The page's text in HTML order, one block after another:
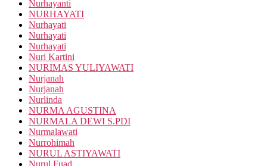
Nurhayanti
NURHAYATI
Nurhayati
Nurhayati
Nurhayati
Nuri Kartini
NURIMAS YULIYAWATI
Nurjanah
Nurjanah
Nurlinda
NURMA AGUSTINA
NURMALA DEWI S.PDI
Nurmalawati
Nurrohimah
NURUL ASTIYAWATI
Nurul Fuad